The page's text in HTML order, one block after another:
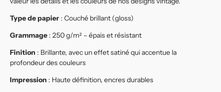
Type de papier : Couché brillant (gloss)
Grammage : 250 g/m² – épais et résistant
Finition : Brillante, avec un effet satiné qui accentue la
profondeur des couleurs
Impression : Haute définition, encres durables